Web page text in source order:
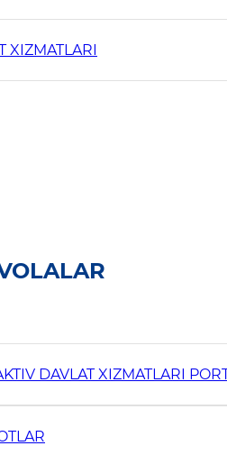
XIZMATLARI
DAVLAT XIZMATLARI